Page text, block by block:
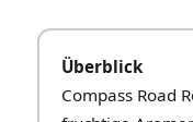
Überblick
Compass Road